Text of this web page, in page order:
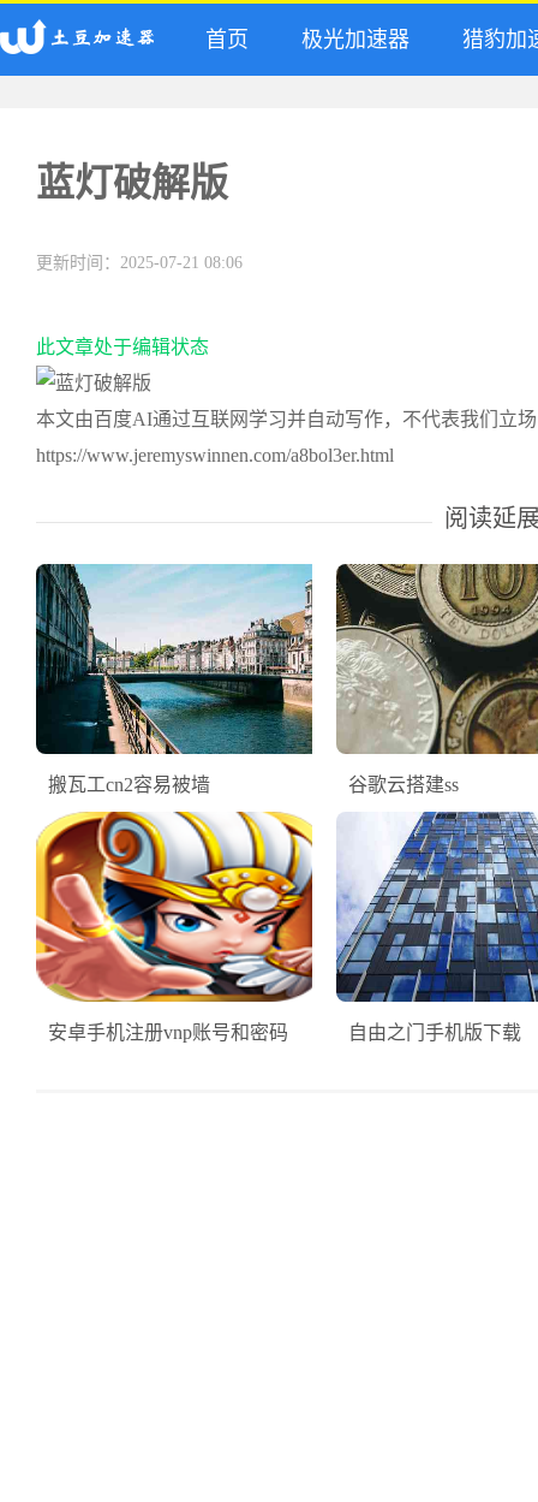
首页 极光加速器 猎豹加
蓝灯破解版
更新时间：2025-07-21 08:06
此文章处于编辑状态
本文由百度AI通过互联网学习并自动写作，不代表我们立
https://www.jeremyswinnen.com/a8bol3er.html
阅读延
搬瓦工cn2容易被墙 谷歌云搭建ss
安卓手机注册vnp账号和密码 自由之门手机版下载